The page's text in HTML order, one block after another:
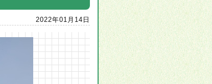
2022年01月14日